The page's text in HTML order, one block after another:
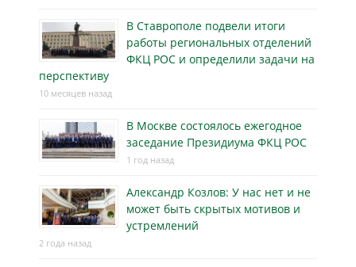
В Ставрополе подвели итоги
работы региональных отделений
ФКЦ РОС и определили задачи на
перспективу
10 месяцев назад
В Москве состоялось ежегодное
заседание Президиума ФКЦ РОС
1 год назад
Александр Козлов: У нас нет и не
может быть скрытых мотивов и
устремлений
2 года назад